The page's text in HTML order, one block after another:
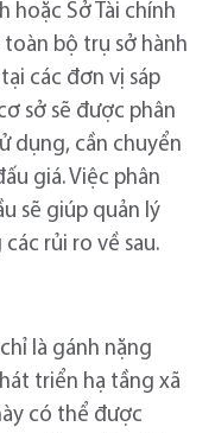
hoặc Sở Tài chính
bộ trụ sở hành
các đơn vị sáp
sở sẽ được phân
dụng, cần chuyển
giá. Việc phân
sẽ giúp quản lý
rủi ro về sau.
là gánh nặng
triển hạ tầng xã
có thể được